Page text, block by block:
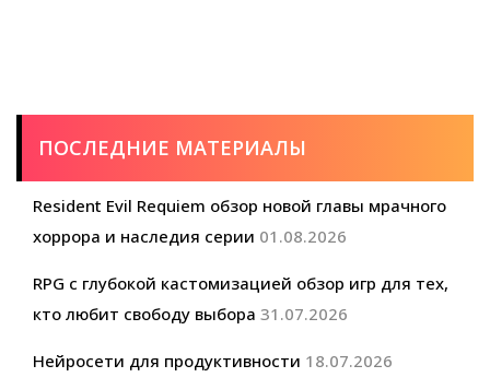
ПОСЛЕДНИЕ МАТЕРИАЛЫ
Resident Evil Requiem обзор новой главы мрачного
хоррора и наследия серии 01.08.2026
RPG с глубокой кастомизацией обзор игр для тех,
кто любит свободу выбора 31.07.2026
Нейросети для продуктивности 18.07.2026